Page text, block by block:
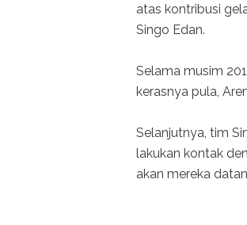
atas kontribusi
Singo Edan.
Selama musim
kerasnya pula,
Selanjutnya, tim
lakukan kontak
akan mereka